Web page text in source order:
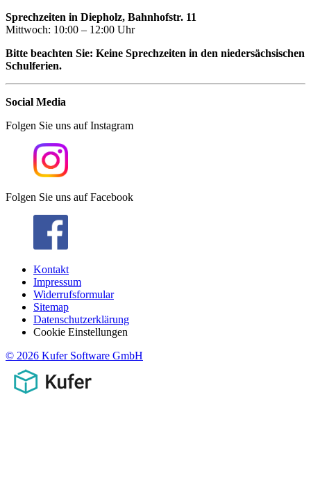
Sprechzeiten in Diepholz, Bahnhofstr. 11
Mittwoch: 10:00 – 12:00 Uhr
Bitte beachten Sie: Keine Sprechzeiten in den niedersächsischen
Schulferien.
Social Media
Folgen Sie uns auf Instagram
Folgen Sie uns auf Facebook
Kontakt
Impressum
Widerrufsformular
Sitemap
Datenschutzerklärung
Cookie Einstellungen
© 2026 Kufer Software GmbH